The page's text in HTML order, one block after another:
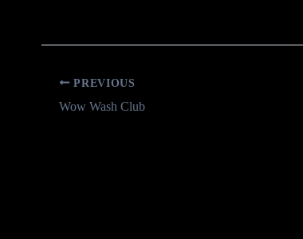
PREVIOUS
Wow Wash Club